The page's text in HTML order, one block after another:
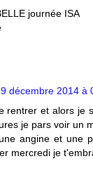
journée ISA
décembre 2014 à
rentrer et alors je
je pars voir un
angine et une
mercredi je